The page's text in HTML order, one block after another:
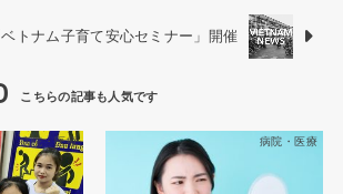
トナム子育て安心セミナー」開催
病院・医療 病院・医療